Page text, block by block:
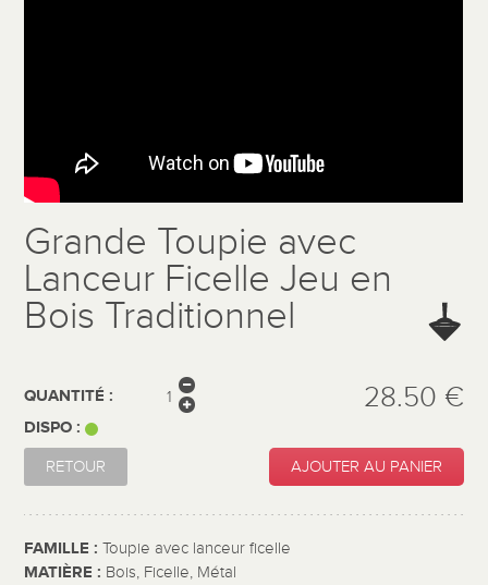
Grande Toupie avec
Lanceur Ficelle Jeu en
Bois Traditionnel
QUANTITÉ :
DISPO :
28.50 €
RETOUR AJOUTER AU PANIER
FAMILLE :Toupie avec lanceur ficelle
MATIÈRE : Bois, Ficelle, Métal